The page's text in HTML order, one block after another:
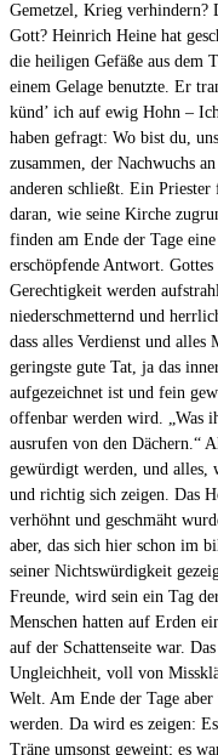
Gemetzel, Krieg verhindern?
Gott? Heinrich Heine hat
die heiligen Gefäße aus dem
einem Gelage benutzte. Er
künd’ ich auf ewig Hohn –
haben gefragt: Wo bist du,
zusammen, der Nachwuchs
anderen schließt. Ein
daran, wie seine Kirche
finden am Ende der Tage
erschöpfende Antwort.
Gerechtigkeit werden
niederschmetternd und
dass alles Verdienst und
geringste gute Tat, ja das
aufgezeichnet ist und fein
offenbar werden wird. „Was
ausrufen von den Dächern.“
gewürdigt werden, und alles,
und richtig sich zeigen. Das
verhöhnt und geschmäht
aber, das sich hier schon im
seiner Nichtswürdigkeit
Freunde, wird sein ein Tag
Menschen hatten auf Erden
auf der Schattenseite war.
Ungleichheit, voll von
Welt. Am Ende der Tage
werden. Da wird es zeigen:
Träne umsonst geweint; es